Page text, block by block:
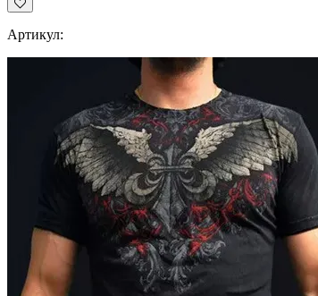
Артикул: